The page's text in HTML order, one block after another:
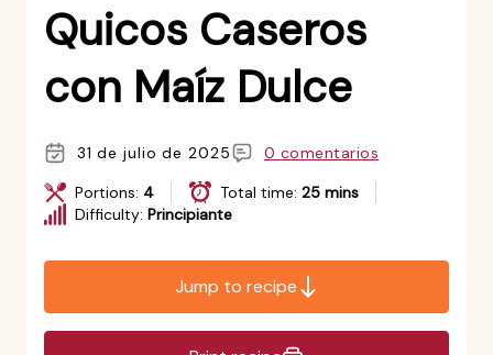
Quicos Caseros
con Maíz Dulce
31 de julio de 2025
0 comentarios
Portions: 4 Total time: 25 mins
Difficulty: Principiante
Jump to recipe